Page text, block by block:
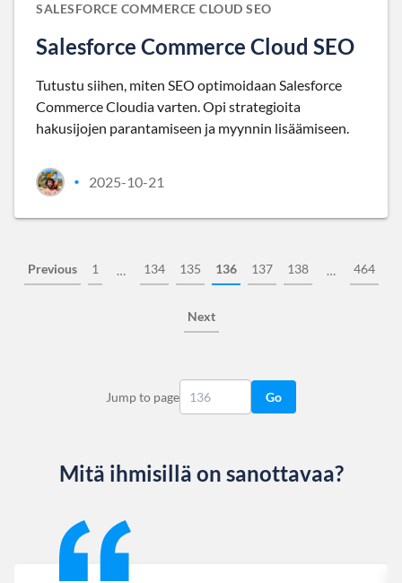
SALESFORCE COMMERCE CLOUD SEO
Salesforce Commerce Cloud SEO
Tutustu siihen, miten SEO optimoidaan Salesforce
Commerce Cloudia varten. Opi strategioita
hakusijojen parantamiseen ja myynnin lisäämiseen.
• 2025-10-21
Previous 1 … 134 135 136 137 138 … 464
Next
Jump to page Go
Mitä ihmisillä on sanottavaa?